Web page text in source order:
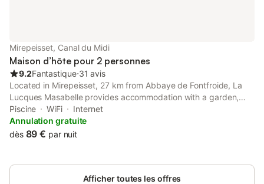
Mirepeisset, Canal du Midi
Maison d’hôte pour 2 personnes
9.2Fantastique⋅31 avis
Located in Mirepeisset, 27 km from Abbaye de Fontfroide, La
Lucques Masabelle provides accommodation with a garden,
free private parking, a terrace and a bar.
Piscine WiFi
Internet
Annulation gratuite
dès 89 € par nuit
Afficher toutes les offres